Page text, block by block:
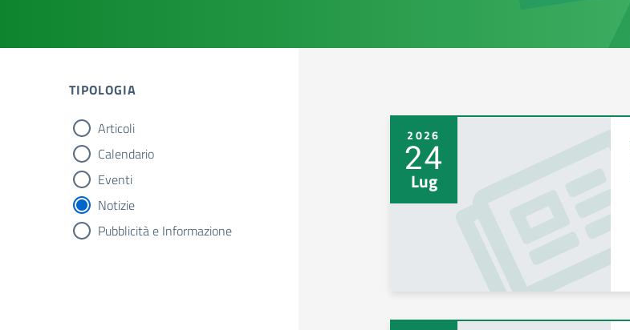
TIPOLOGIA
tipologia di articoli
Articoli
Calendario
Eventi
Notizie
Pubblicità e Informazione
2026
24
Lug